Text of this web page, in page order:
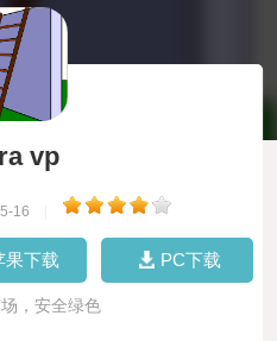
vp
16
果下载 PC下载
，安全绿色